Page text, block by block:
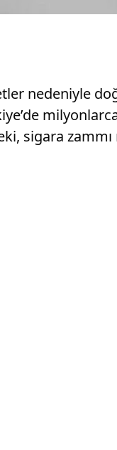
nedeniyle
sigara zammı